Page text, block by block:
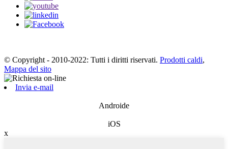
© Copyright - 2010-2022: Tutti i diritti riservati. Prodotti caldi,
Mappa del sito
Invia e-mail
Androide
iOS
x